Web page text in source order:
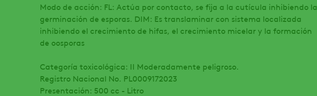
Modo de acción: FL: Actúa por contacto, se fija a la cutícula inhibiendo la
germinación de esporas. DIM: Es translaminar con sistema localizada
inhibiendo el crecimiento de hifas, el crecimiento micelar y la formación
de oosporas
Categoría toxicológica: II Moderadamente peligroso.
Registro Nacional No. PL0009172023
Presentación: 500 cc - Litro